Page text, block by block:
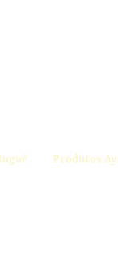
Produtos